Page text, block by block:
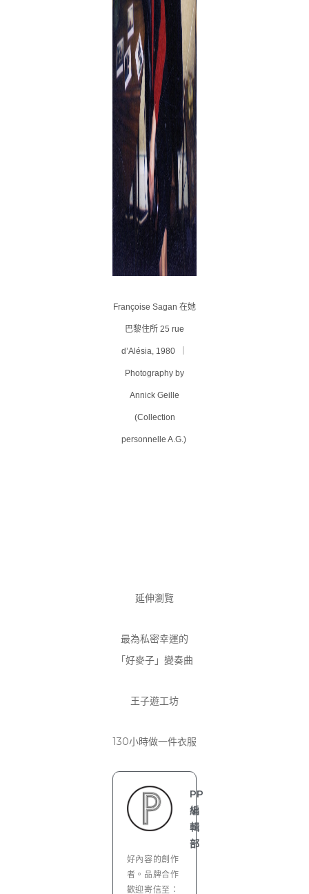
Françoise Sagan 在她
巴黎住所 25 rue
d’Alésia, 1980 ｜
Photography by
Annick Geille
(Collection
personnelle A.G.)
延伸瀏覽
最為私密幸運的
「好麥子」變奏曲
王子遊工坊
130小時做一件衣服
PP
編
輯
部
好內容的創作
者。品牌合作
歡迎寄信至：